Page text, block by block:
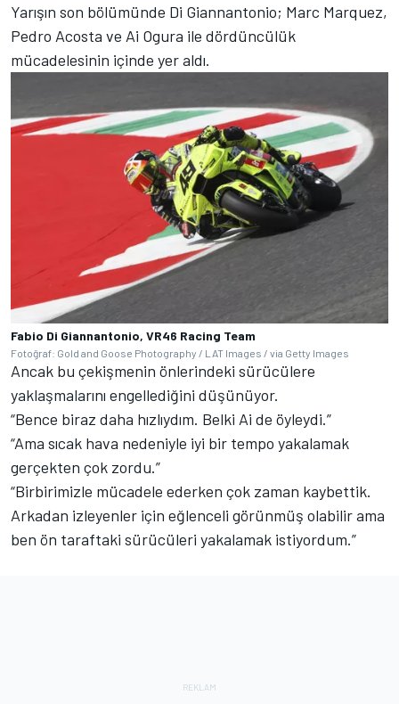
Yarışın son bölümünde Di Giannantonio; Marc Marquez,
Pedro Acosta ve Ai Ogura ile dördüncülük
mücadelesinin içinde yer aldı.
Fabio Di Giannantonio, VR46 Racing Team
Fotoğraf: Gold and Goose Photography / LAT Images / via Getty Images
Ancak bu çekişmenin önlerindeki sürücülere
yaklaşmalarını engellediğini düşünüyor.
“Bence biraz daha hızlıydım. Belki Ai de öyleydi.”
“Ama sıcak hava nedeniyle iyi bir tempo yakalamak
gerçekten çok zordu.”
“Birbirimizle mücadele ederken çok zaman kaybettik.
Arkadan izleyenler için eğlenceli görünmüş olabilir ama
ben ön taraftaki sürücüleri yakalamak istiyordum.”